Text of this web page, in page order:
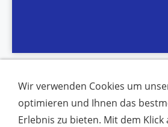
Wir verwenden Cookies um
optimieren und Ihnen das
Erlebnis zu bieten. Mit dem Klick